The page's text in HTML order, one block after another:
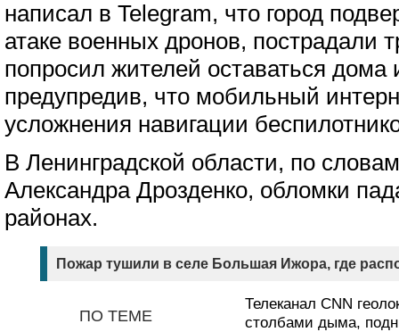
написал в Telegram, что город
атаке военных дронов, пострадали
попросил жителей оставаться
предупредив, что мобильный
усложнения навигации
В Ленинградской области, по
Александра Дрозденко, обломки
районах.
Пожар тушили в селе Большая Ижора, где
ПО ТЕМЕ
Телеканал CNN
столбами дыма,